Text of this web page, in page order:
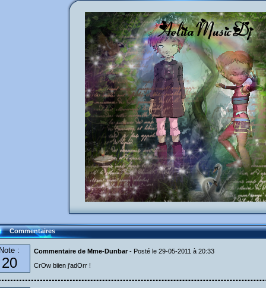
Commentaires
Note :
20
Commentaire de Mme-Dunbar - Posté le 29-05-2011 à 20:33
CrOw biien j'adOrr !